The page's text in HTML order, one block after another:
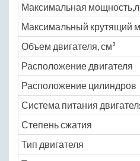
Максимальная
Максимальный крутящий
Объем двигателя, см³
Расположение двигателя
Расположение цилиндров
Система питания
Степень сжатия
Тип двигателя